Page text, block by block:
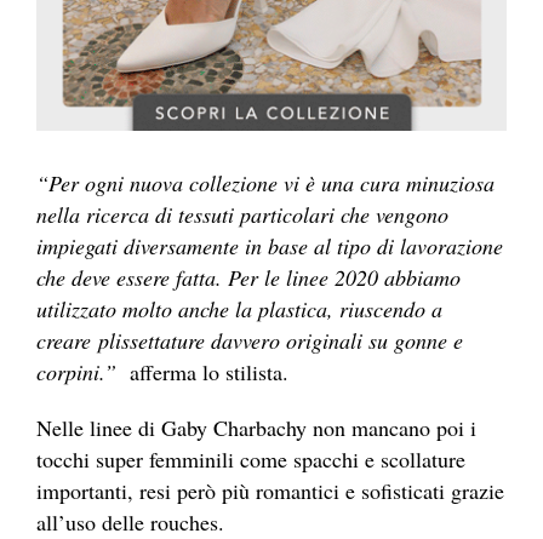
“Per ogni nuova collezione vi è una cura minuziosa
nella ricerca di tessuti particolari che vengono
impiegati diversamente in base al tipo di lavorazione
che deve essere fatta. Per le linee 2020 abbiamo
utilizzato molto anche la plastica, riuscendo a
creare plissettature davvero originali su gonne e
corpini.” afferma lo stilista.
Nelle linee di Gaby Charbachy non mancano poi i
tocchi super femminili come spacchi e scollature
importanti, resi però più romantici e sofisticati grazie
all’uso delle rouches.